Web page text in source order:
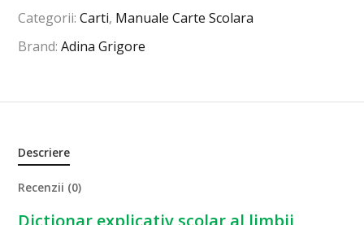
Categorii:Carti, Manuale Carte Scolara
Brand:Adina Grigore
Descriere
Recenzii (0)
Dictionar explicativ scolar al limbii